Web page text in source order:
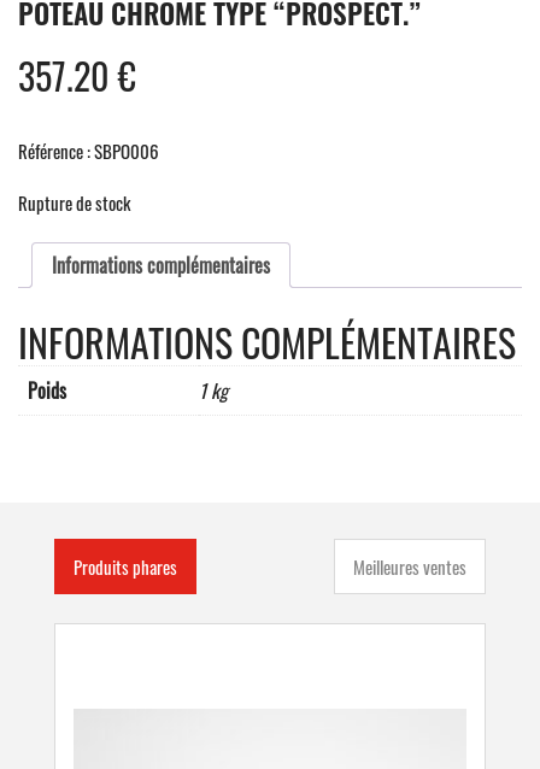
POTEAU CHROME TYPE “PROSPECT.”
357.20€
Référence : SBPO006
Rupture de stock
Informations complémentaires
INFORMATIONS COMPLÉMENTAIRES
Poids 1 kg
Produits phares Meilleures ventes